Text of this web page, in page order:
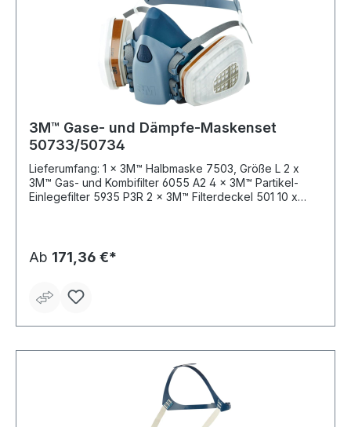
3M™ Gase- und Dämpfe-Maskenset
50733/50734
Lieferumfang: 1 x 3M™ Halbmaske 7503, Größe L 2 x
3M™ Gas- und Kombifilter 6055 A2 4 x 3M™ Partikel-
Einlegefilter 5935 P3R 2 x 3M™ Filterdeckel 501 10 x
P3R 2 x 3M™ Filterdeckel 501 10 x 3M™ Reinigungstücher
105 1 x Aufbewahrungsbox
Ab 171,36 €*